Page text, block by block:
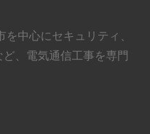
中心にセキュリティ、
、電気通信工事を専門